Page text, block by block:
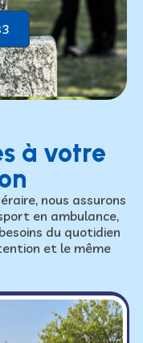
à votre
nous assurons
en ambulance,
du quotidien
et le même